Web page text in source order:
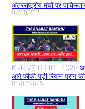
अंतरराष्ट्रीय मंचों पर
07/05/2025
KKR VS RR IPL
आगे फीकी पड़ी रियान पराग
05/05/2025